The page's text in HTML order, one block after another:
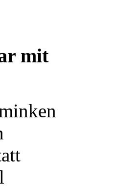
mit